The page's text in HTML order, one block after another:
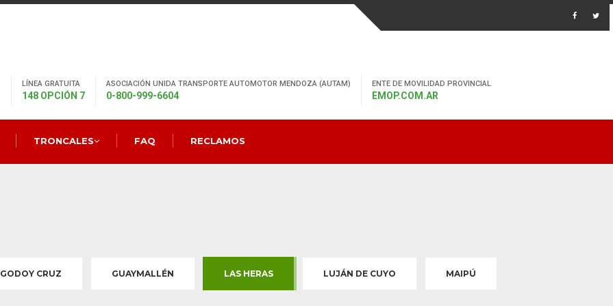
LÍNEA GRATUITA
148 OPCIÓN 7
ASOCIACIÓN UNIDA TRANSPORTE AUTOMOTOR MENDOZA (AUTAM)
0-800-999-6604
ENTE DE MOVILIDAD PROVINCIAL
EMOP.COM.AR
TRONCALES FAQ RECLAMOS
GODOY CRUZ GUAYMALLÉN LAS HERAS LUJÁN DE CUYO MAIPÚ